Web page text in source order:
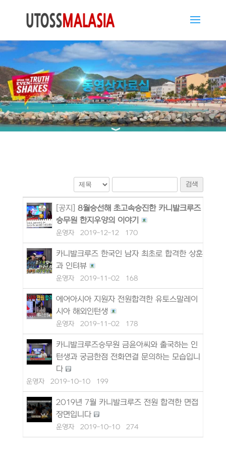
검색
[공지] 8월승선해 초고속승진한 카니발크루즈
승무원 한지우양의 이야기
운영자 2019-12-12 170
카니발크루즈 한국인 남자 최초로 합격한 상훈
과 인텨뷰
운영자 2019-11-02 168
에어아시아 지원자 전원합격한 유토스말레이
시아 해외인턴생
운영자 2019-11-02 178
카니발크루즈승무원 금윤아씨와 출국하는 인
턴생과 궁금한점 전화연결 문의하는 모습입니
다
운영자 2019-10-10 199
2019년 7월 카니발크루즈 전원 합격한 면접
장면입니다
운영자 2019-10-10 274